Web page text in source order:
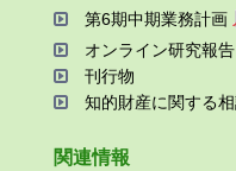
第6期中期業務計画
オンライン研究報告
刊⾏物
知的財産に関する
関連情報